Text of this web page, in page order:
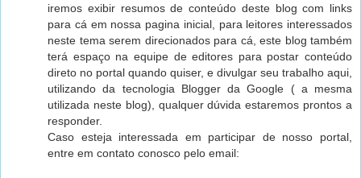
iremos exibir resumos de conteúdo deste blog com links
para cá em nossa pagina inicial, para leitores interessados
neste tema serem direcionados para cá, este blog também
terá espaço na equipe de editores para postar conteúdo
direto no portal quando quiser, e divulgar seu trabalho aqui,
utilizando da tecnologia Blogger da Google ( a mesma
utilizada neste blog), qualquer dúvida estaremos prontos a
responder.
Caso esteja interessada em participar de nosso portal,
entre em contato conosco pelo email: